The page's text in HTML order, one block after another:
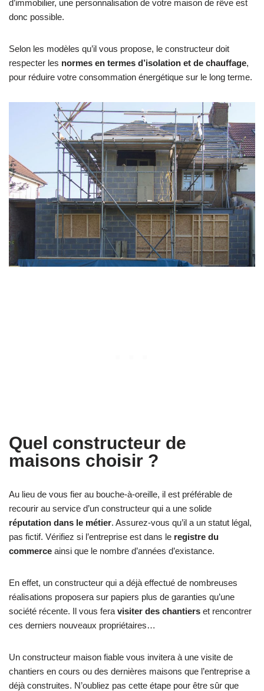
d’immobilier, une personnalisation de votre maison de rêve est
donc possible.
Selon les modèles qu’il vous propose, le constructeur doit
respecter les normes en termes d’isolation et de chauffage,
pour réduire votre consommation énergétique sur le long terme.
Quel constructeur de
maisons choisir ?
Au lieu de vous fier au bouche-à-oreille, il est préférable de
recourir au service d’un constructeur qui a une solide
réputation dans le métier. Assurez-vous qu’il a un statut légal,
pas fictif. Vérifiez si l’entreprise est dans le registre du
commerce ainsi que le nombre d’années d’existance.
En effet, un constructeur qui a déjà effectué de nombreuses
réalisations proposera sur papiers plus de garanties qu’une
société récente. Il vous fera visiter des chantiers et rencontrer
ces derniers nouveaux propriétaires…
Un constructeur maison fiable vous invitera à une visite de
chantiers en cours ou des dernières maisons que l’entreprise a
déjà construites. N’oubliez pas cette étape pour être sûr que